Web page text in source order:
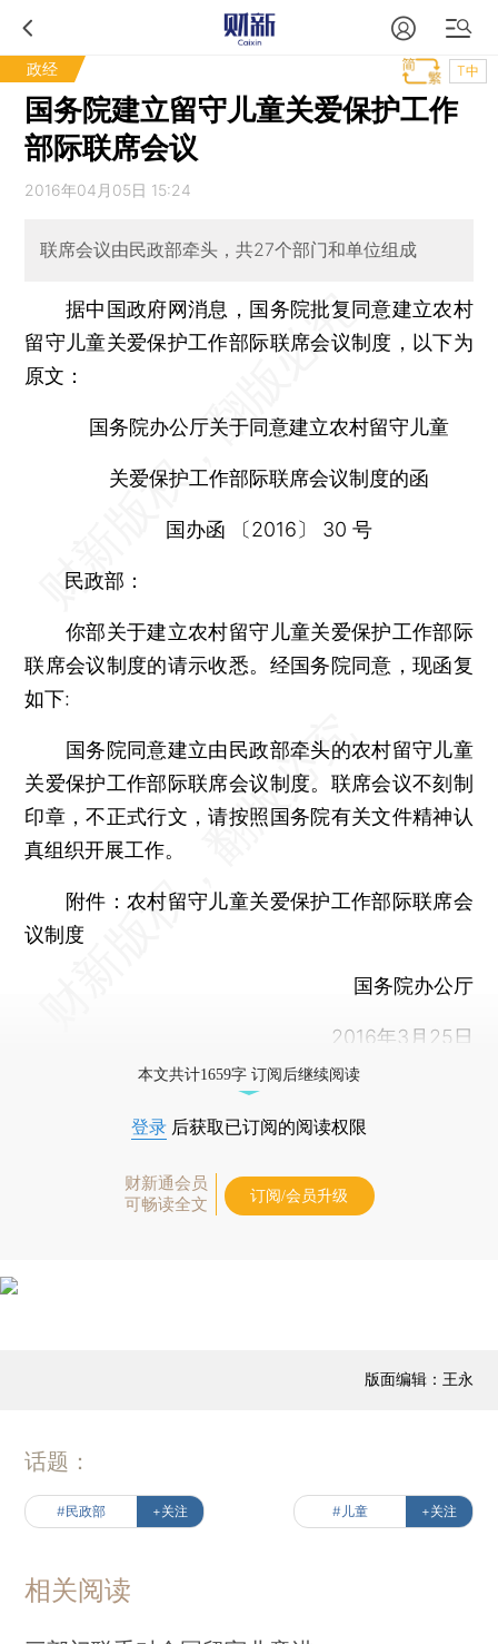
政经 T中
国务院建立留守儿童关爱保护工作
部际联席会议
2016年04月05日 15:24
联席会议由民政部牵头，共27个部门和单位组成
据中国政府网消息，国务院批复同意建立农村
留守儿童关爱保护工作部际联席会议制度，以下为
原文：
国务院办公厅关于同意建立农村留守儿童
关爱保护工作部际联席会议制度的函
国办函 〔2016〕 30 号
民政部：
你部关于建立农村留守儿童关爱保护工作部际
联席会议制度的请示收悉。经国务院同意，现函复
如下:
国务院同意建立由民政部牵头的农村留守儿童
关爱保护工作部际联席会议制度。联席会议不刻制
印章，不正式行文，请按照国务院有关文件精神认
真组织开展工作。
附件：农村留守儿童关爱保护工作部际联席会
议制度
国务院办公厅
2016年3月25日
本文共计1659字 订阅后继续阅读
登录 后获取已订阅的阅读权限
财新通会员
可畅读全文
订阅/会员升级
版面编辑：王永
话题：
#民政部 +关注 #儿童 +关注
相关阅读